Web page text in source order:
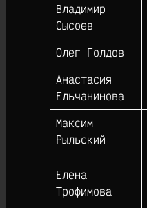
Владимир
Сысоев
Олег Голдов
Анастасия
Ельчанинова
Максим
Рыльский
Елена
Трофимова